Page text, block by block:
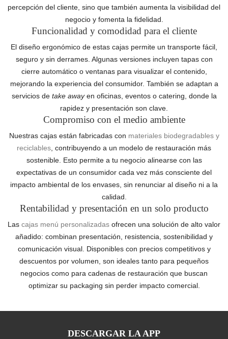
percepción del cliente, sino que también aumenta la visibilidad del
negocio y fomenta la fidelidad.
Funcionalidad y comodidad para el cliente
El diseño ergonómico de estas cajas permite un transporte fácil,
seguro y sin derrames. Algunas versiones incluyen tapas con
cierre automático o ventanas para visualizar el contenido,
mejorando la experiencia del consumidor. También se adaptan a
servicios de take awayen oficinas, eventos o catering, donde la
rapidez y presentación son clave.
Compromiso con el medio ambiente
Nuestras cajas están fabricadas con materiales biodegradables y
reciclables , contribuyendo a un modelo de restauración más
sostenible. Esto permite a tu negocio alinearse con las
expectativas de un consumidor cada vez más consciente del
impacto ambiental de los envases, sin renunciar al diseño ni a la
calidad.
Rentabilidad y presentación en un solo producto
Las cajas menú personalizadas ofrecen una solución de alto valor
añadido: combinan presentación, resistencia, sostenibilidad y
comunicación visual. Disponibles con precios competitivos y
descuentos por volumen, son ideales tanto para pequeños
negocios como para cadenas de restauración que buscan
optimizar su packaging sin perder impacto comercial.
DESCARGAR LA APP